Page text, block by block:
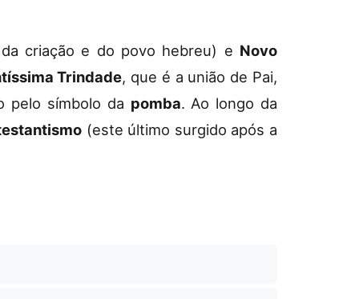
criação e do povo hebreu) e Novo
Trindade, que é a união de Pai,
pelo símbolo da pomba. Ao longo da
(este último surgido após a